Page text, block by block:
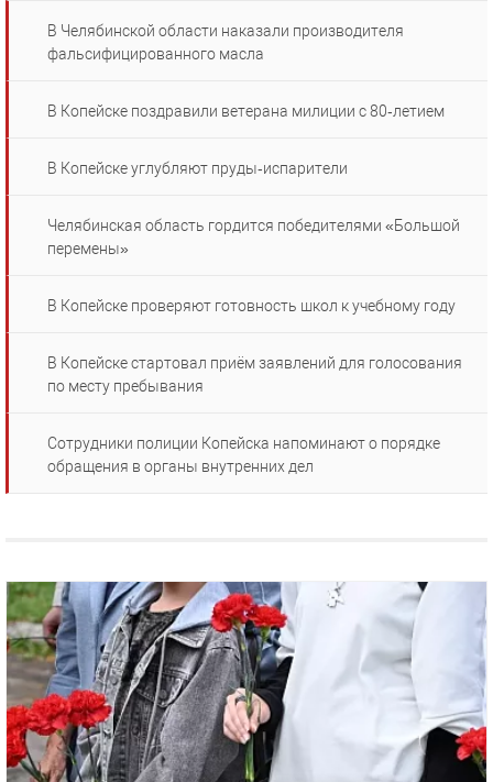
В Челябинской области наказали производителя
фальсифицированного масла
В Копейске поздравили ветерана милиции с 80‑летием
В Копейске углубляют пруды‑испарители
Челябинская область гордится победителями «Большой
перемены»
В Копейске проверяют готовность школ к учебному году
В Копейске стартовал приём заявлений для голосования
по месту пребывания
Сотрудники полиции Копейска напоминают о порядке
обращения в органы внутренних дел